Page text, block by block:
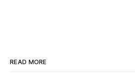
READ MORE